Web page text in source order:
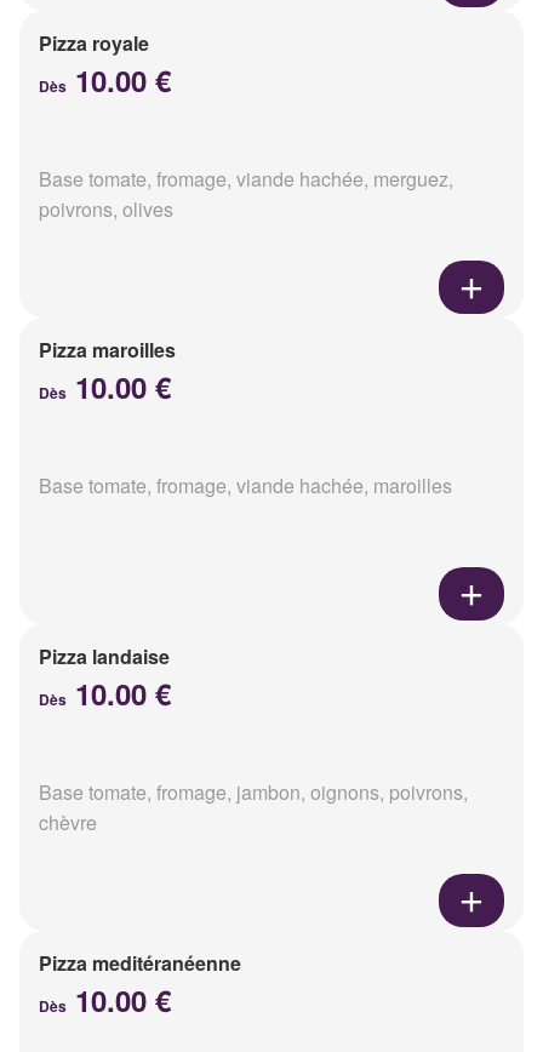
Pizza royale
Dès 10.00 €
Base tomate, fromage, viande hachée, merguez,
poivrons, olives
Pizza maroilles
Dès 10.00 €
Base tomate, fromage, viande hachée, maroilles
Pizza landaise
Dès 10.00 €
Base tomate, fromage, jambon, oignons, poivrons,
chèvre
Pizza meditéranéenne
Dès 10.00 €